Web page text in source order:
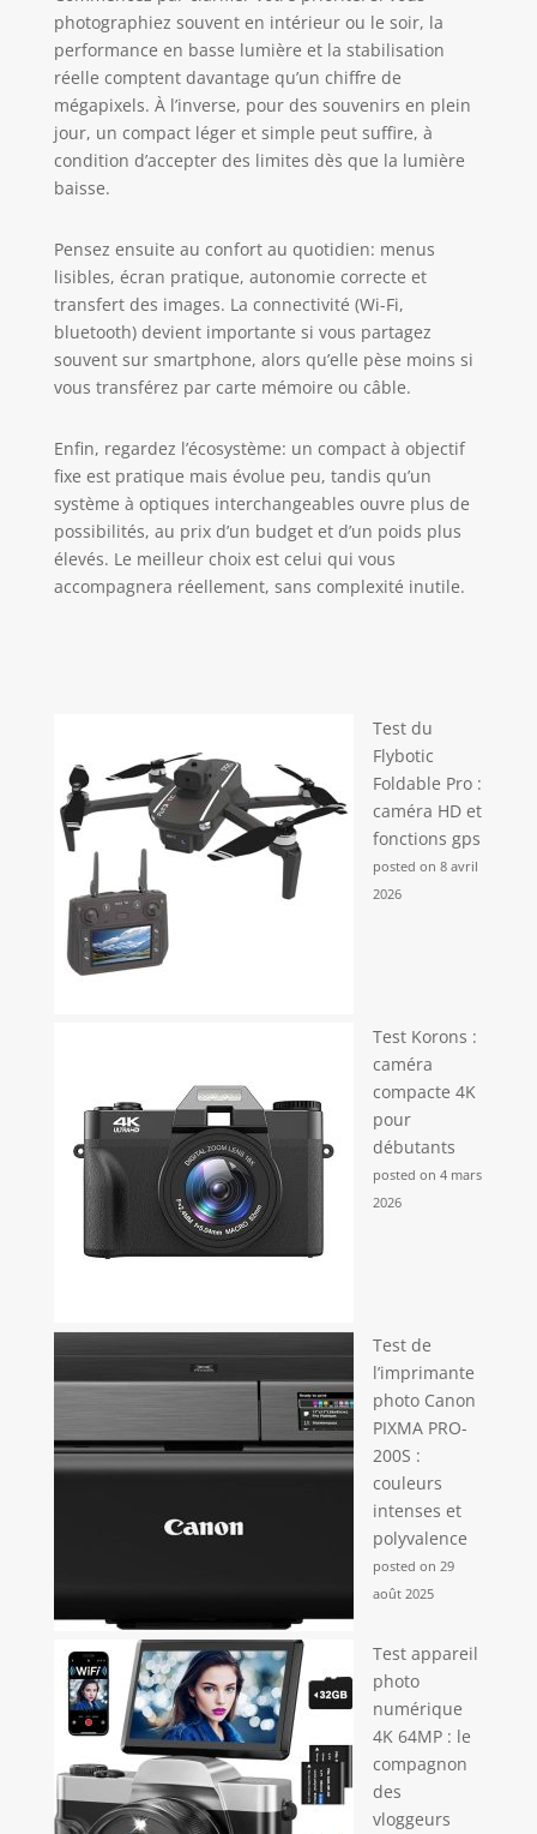
les animaux éloignés ? Cet appareil photo est
permet de focaliser les objets à distance. Des
fonctions telles que la détection du visage, la prise
de vue en série et l'auto-minuterie en font le choix
parfait pour les réunions de famille, les fêtes et
d'autres moments joyeux. Compact, portable,
idéal pour les voyages et entièrement équipé : ce
petit appareil photo numérique portable est
pouces offre une interface conviviale, vous
permettant de visualiser, modifier et partager
rapidement des photos. Idéal comme cadeau ou
pour la documentation de votre vie. Technologie
de mise au point automatique intelligente pour
chaque scénario : que ce soit une fête
d'anniversaire d'amis ou des événements sportifs,
le système de mise au point automatique de cet
appareil photo vous permet de capturer
une mise au point précise, puis appuyez à
nouveau pour capturer l'image.
photographiez souvent en intérieur ou le soir, la
performance en basse lumière et la stabilisation
réelle comptent davantage qu’un chiffre de
mégapixels. À l’inverse, pour des souvenirs en plein
jour, un compact léger et simple peut suffire, à
condition d’accepter des limites dès que la lumière
baisse.
Pensez ensuite au confort au quotidien: menus
lisibles, écran pratique, autonomie correcte et
transfert des images. La connectivité (Wi-Fi,
bluetooth) devient importante si vous partagez
souvent sur smartphone, alors qu’elle pèse moins si
vous transférez par carte mémoire ou câble.
Enfin, regardez l’écosystème: un compact à objectif
fixe est pratique mais évolue peu, tandis qu’un
système à optiques interchangeables ouvre plus de
possibilités, au prix d’un budget et d’un poids plus
élevés. Le meilleur choix est celui qui vous
accompagnera réellement, sans complexité inutile.
Test du
Flybotic
Foldable Pro :
caméra HD et
fonctions gps
posted on 8 avril
2026
Test Korons :
caméra
compacte 4K
pour
débutants
posted on 4 mars
2026
Test de
l’imprimante
photo Canon
PIXMA PRO-
200S :
couleurs
intenses et
polyvalence
posted on 29
août 2025
Test appareil
photo
numérique
4K 64MP : le
compagnon
des
vloggeurs